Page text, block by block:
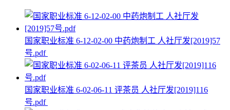
国家职业标准 6-12-02-00 中药炮制工 人社厅发[2019]57
号.pdf
国家职业标准 6-02-06-11 评茶员 人社厅发[2019]116
号.pdf